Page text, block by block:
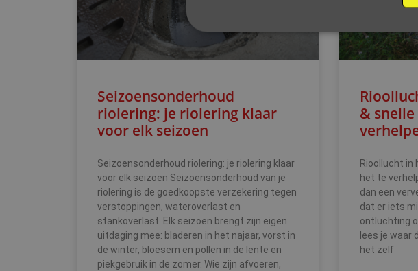
Seizoensonderhoud
riolering: je riolering klaar
voor elk seizoen
Seizoensonderhoud riolering: je riolering klaar
voor elk seizoen Seizoensonderhoud van je
riolering is de goedkoopste verzekering tegen
verstoppingen, wateroverlast en
stankoverlast. Elk seizoen brengt zijn eigen
uitdaging mee: bladeren in het najaar, vorst in
de winter, bloesem en pollen in de lente en
piekgebruik in de zomer. Wie zijn afvoeren,
&
Rioollucht in
het te
dan een
dat er iets
ontluchting
lees je waar
het zelf